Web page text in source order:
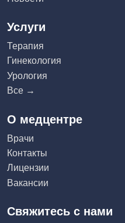
Услуги
Терапия
Гинекология
Урология
Все →
О медцентре
Врачи
Контакты
Лицензии
Вакансии
Свяжитесь с нами